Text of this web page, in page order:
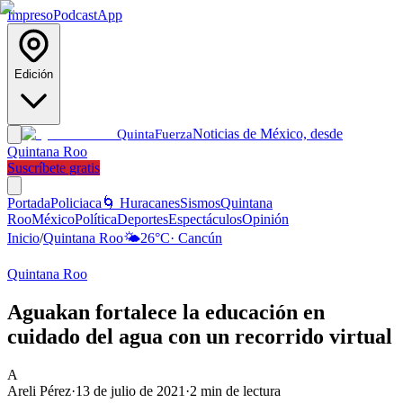
ImpresoPodcastApp
Edición
QuintaFuerzaNoticias de México, desde
Quintana Roo
Suscríbete gratis
PortadaPoliciaca 🌀 HuracanesSismosQuintana
RooMéxicoPolíticaDeportesEspectáculosOpinión
Inicio/Quintana Roo🌤️26°C· Cancún
Quintana Roo
Aguakan fortalece la educación en
cuidado del agua con un recorrido virtual
A
Areli Pérez·13 de julio de 2021 ·2 min de lectura